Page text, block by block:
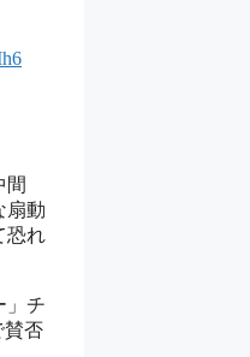
間
扇動
恐れ
」チ
賛否